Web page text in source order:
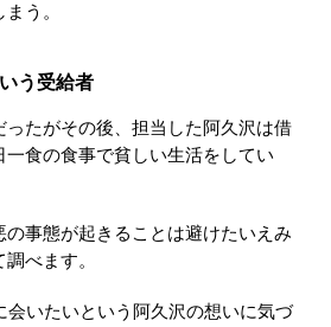
う。
う受給者
ったがその後、担当した阿久沢は借
食の食事で貧しい生活をしてい
事態が起きることは避けたいえみ
べます。
会いたいという阿久沢の想いに気づ